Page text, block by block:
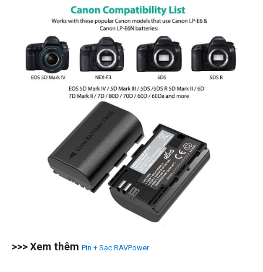
>>> Xem thêm Pin + Sạc RAVPower